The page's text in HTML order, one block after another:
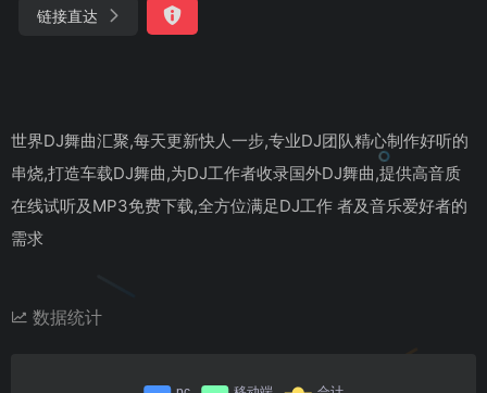
链接直达
世界DJ舞曲汇聚,每天更新快人一步,专业DJ团队精心制作好听的
串烧,打造车载DJ舞曲,为DJ工作者收录国外DJ舞曲,提供高音质
在线试听及MP3免费下载,全方位满足DJ工作 者及音乐爱好者的
需求
数据统计